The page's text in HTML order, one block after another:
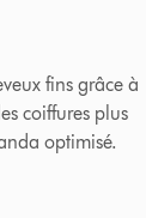
fins grâce à
coiffures plus
optimisé.